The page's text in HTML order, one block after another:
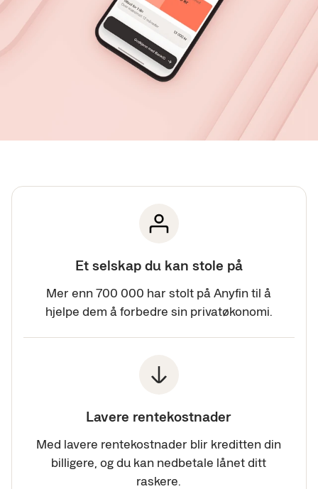
Et selskap du kan stole på
Mer enn 700 000 har stolt på Anyfin til å
hjelpe dem å forbedre sin privatøkonomi.
Lavere rentekostnader
Med lavere rentekostnader blir kreditten din
billigere, og du kan nedbetale lånet ditt
raskere.